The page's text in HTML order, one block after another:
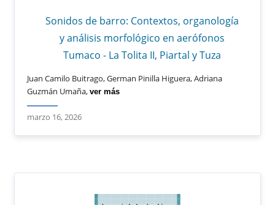
Sonidos de barro: Contextos, organología
y análisis morfológico en aerófonos
Tumaco - La Tolita II, Piartal y Tuza
Juan Camilo Buitrago, German Pinilla Higuera, Adriana
Guzmán Umaña,ver más
marzo 16, 2026